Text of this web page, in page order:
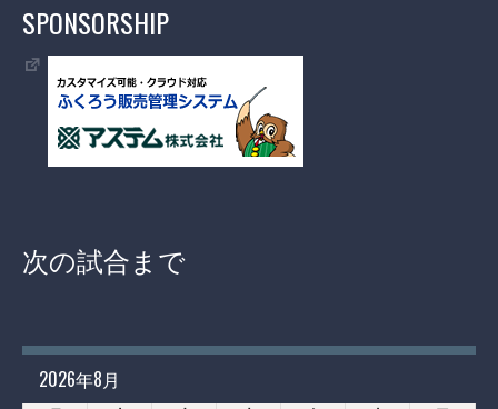
SPONSORSHIP
次の試合まで
2026年8月